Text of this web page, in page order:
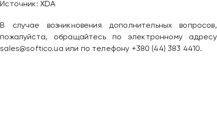
Источник: XDA
В случае возникновения дополнительных вопросов,
пожалуйста, обращайтесь по электронному адресу
sales@softico.ua или по телефону +380 (44) 383 4410.